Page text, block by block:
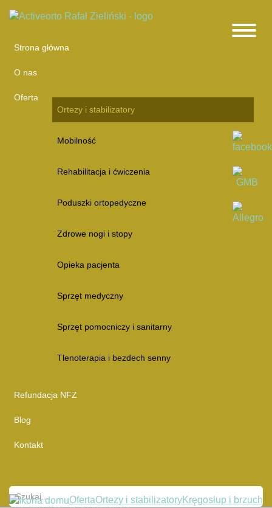
Strona główna
O nas
Oferta
Ortezy i stabilizatory
Mobilność
Rehabilitacja i ćwiczenia
Poduszki ortopedyczne
Zdrowe nogi i stopy
Opieka pacjenta
Sprzęt medyczny
Sprzęt pomocniczy i sanitarny
Tlenoterapia i bezdech senny
Refundacja NFZ
Blog
Kontakt
OfertaOrtezy i stabilizatoryKręgosłup i brzuch